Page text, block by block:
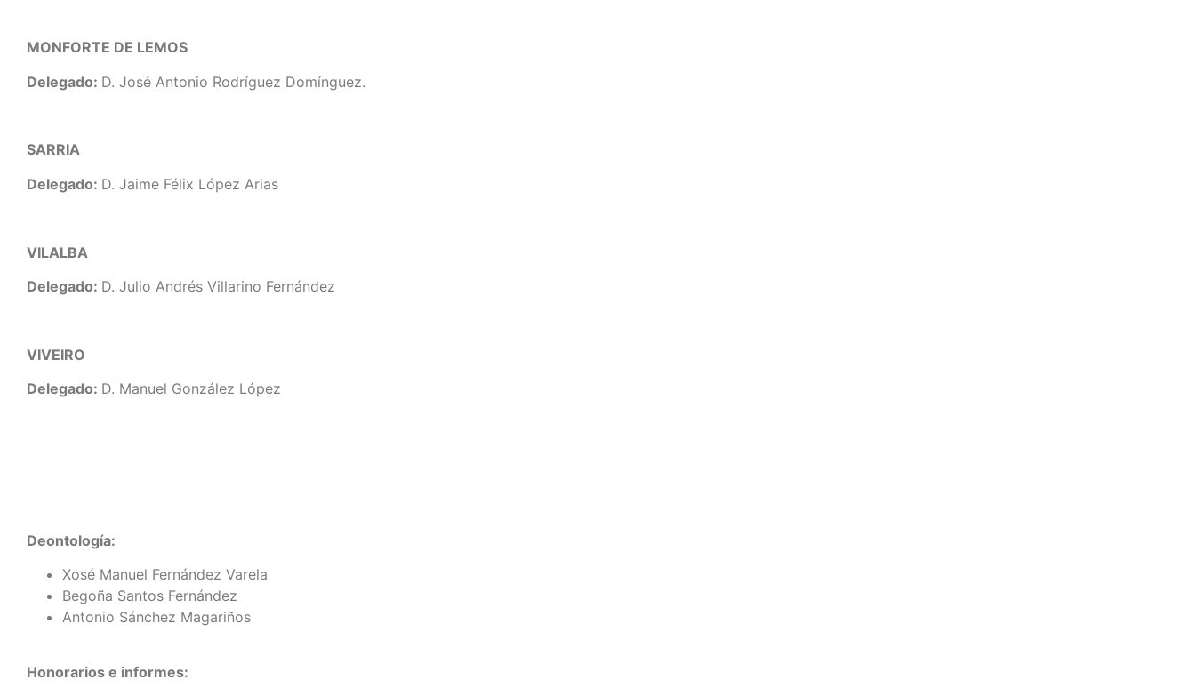
MONFORTE DE LEMOS
Delegado: D. José Antonio Rodríguez Domínguez.
SARRIA
Delegado: D. Jaime Félix López Arias
VILALBA
Delegado: D. Julio Andrés Villarino Fernández
VIVEIRO
Delegado: D. Manuel González López
Deontología:
Xosé Manuel Fernández Varela
Begoña Santos Fernández
Antonio Sánchez Magariños
Honorarios e informes: